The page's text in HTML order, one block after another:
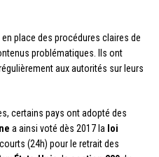
place des procédures claires de
problématiques. Ils ont
aux autorités sur leurs
certains pays ont adopté des
a ainsi voté dès 2017 la loi
(24h) pour le retrait des